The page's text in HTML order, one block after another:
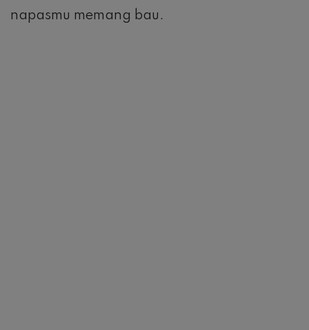
napasmu memang bau.